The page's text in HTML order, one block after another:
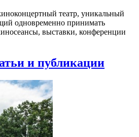
театр, уникальный
одновременно принимать
выставки, конференции
и публикации